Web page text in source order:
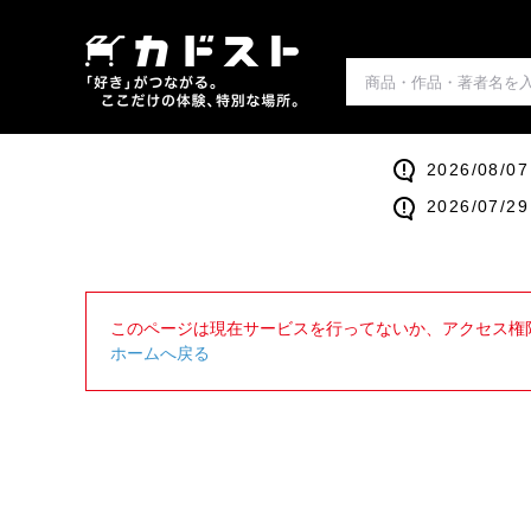
2026/08/07
2026/07/29
このページは現在サービスを行ってないか、アクセス
ホームへ戻る